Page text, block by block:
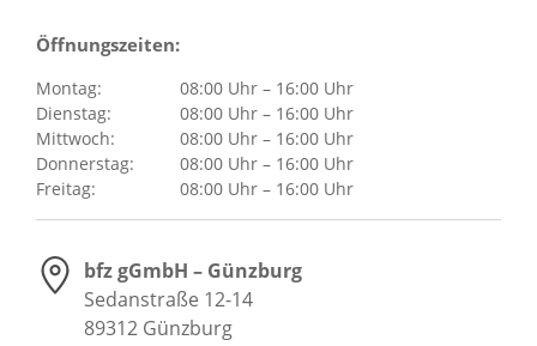
Öffnungszeiten:
Montag:
08:00 Uhr – 16:00 Uhr
Dienstag:
08:00 Uhr – 16:00 Uhr
Mittwoch:
08:00 Uhr – 16:00 Uhr
Donnerstag:
08:00 Uhr – 16:00 Uhr
Freitag:
08:00 Uhr – 16:00 Uhr
bfz gGmbH – Günzburg
Sedanstraße 12-14
89312 Günzburg